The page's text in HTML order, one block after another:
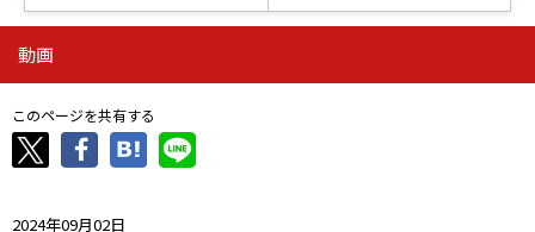
ニッパツ
ニッパツ
-
石人の星
動画
このページを共有する
2024年09月02日